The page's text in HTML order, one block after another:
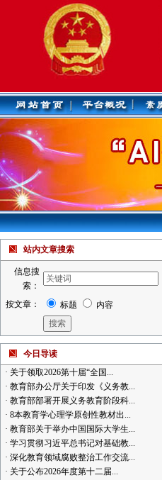
站内文章搜索
信息搜
索：
按文章：
标题 内容
今日导读
· 关于领取2026第十届“全国...
· 教育部办公厅关于印发《义务教...
· 教育部部署开展义务教育阶段科...
· 8本教育学心理学原创性教材出...
· 教育部关于举办中国国际大学生...
· 学习贯彻习近平总书记对基础教...
· 深化教育领域腐败整治工作交流...
· 关于公布2026年度第十二届...